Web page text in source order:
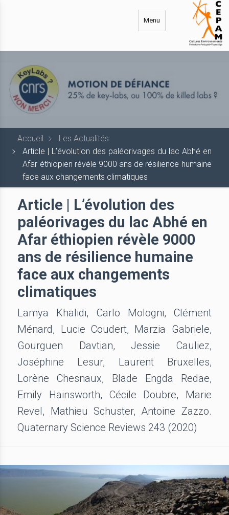
Menu
Accueil
Les Actualités
Article | L’évolution des paléorivages du lac Abhé en
Afar éthiopien révèle 9000 ans de résilience humaine
face aux changements climatiques
Article | L’évolution des
paléorivages du lac Abhé en
Afar éthiopien révèle 9000
ans de résilience humaine
face aux changements
climatiques
Lamya Khalidi, Carlo Mologni, Clément
Ménard, Lucie Coudert, Marzia Gabriele,
Gourguen Davtian, Jessie Cauliez,
Joséphine Lesur, Laurent Bruxelles,
Lorène Chesnaux, Blade Engda Redae,
Emily Hainsworth, Cécile Doubre, Marie
Revel, Mathieu Schuster, Antoine Zazzo.
Quaternary Science Reviews 243 (2020)